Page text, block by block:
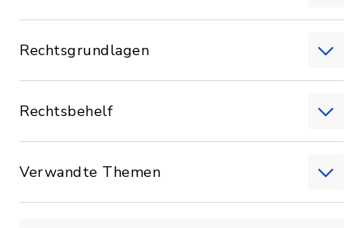
Rechtsgrundlagen
Rechtsbehelf
Verwandte Themen